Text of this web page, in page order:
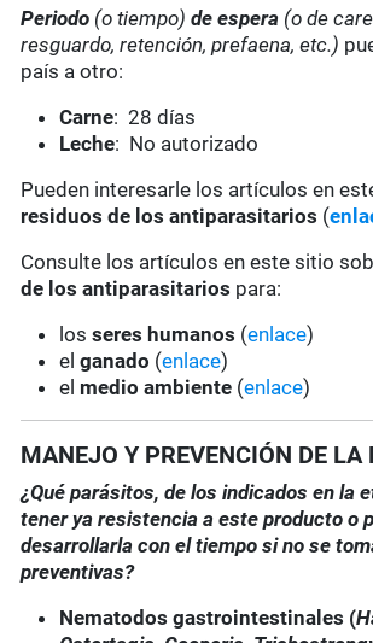
Periodo (o tiempo) de espera (o de
resguardo, retención, prefaena, etc.)
país a otro:
Carne: 28 días
Leche: No autorizado
Pueden interesarle los artículos en
residuos de los antiparasitarios (
Consulte los artículos en este sitio
de los antiparasitarios para:
losseres humanos (enlace)
elganado (enlace)
el medio ambiente (enlace)
MANEJO Y PREVENCIÓN DE LA
¿Qué parásitos, de los indicados en la
tener ya resistencia a este producto o
desarrollarla con el tiempo si no se
preventivas?
Nematodos gastrointestinales (